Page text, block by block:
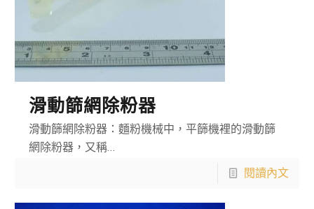
滑動篩網除粉器
滑動篩網除粉器：麵粉機械中，平篩機裡的滑動篩
網除粉器，又稱…
閱讀內文